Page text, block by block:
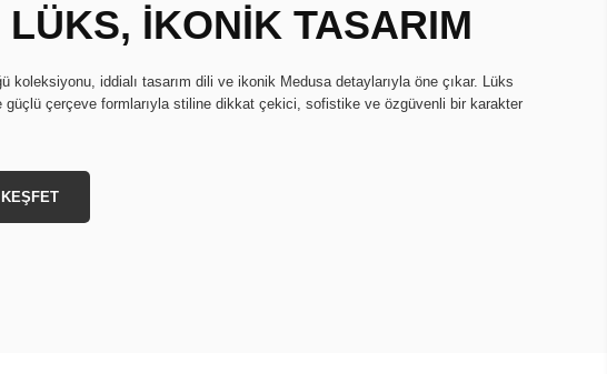
LÜKS, İKONİK TASARIM
koleksiyonu, iddialı tasarım dili ve ikonik Medusa detaylarıyla öne çıkar. Lüks
güçlü çerçeve formlarıyla stiline dikkat çekici, sofistike ve özgüvenli bir karakter